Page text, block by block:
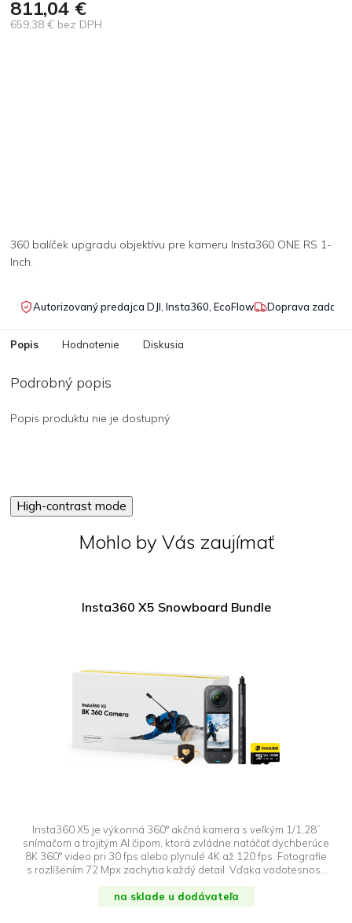
811,04 €
659,38 € bez DPH
360 balíček upgradu objektívu pre kameru Insta360 ONE RS 1-
Inch.
Autorizovaný predajca DJI, Insta360, EcoFlow Doprava
Popis Hodnotenie Diskusia
Podrobný popis
Popis produktu nie je dostupný
High-contrast mode
Mohlo by Vás zaujímať
Insta360 X5 Snowboard Bundle
Insta360 X5 je výkonná 360° akčná kamera s veľkým 1/1,28”
snímačom a trojitým AI čipom, ktorá zvládne natáčať dychberúce
8K 360° video pri 30 fps alebo plynulé 4K až 120 fps. Fotografie
s rozlíšením 72 Mpx zachytia každý detail. Vďaka vodotesnosti
vylepšenému nočnému režimu je ideálna na šport, cestovanie aj
každodenné zábery. Batéria s kapacitou 2400 mAh vydrží až
na sklade u dodávateľa